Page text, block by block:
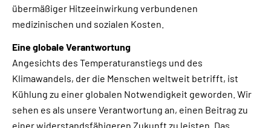
übermäßiger Hitzeeinwirkung verbundenen
medizinischen und sozialen Kosten.
Eine globale Verantwortung
Angesichts des Temperaturanstiegs und des
Klimawandels, der die Menschen weltweit betrifft, ist
Kühlung zu einer globalen Notwendigkeit geworden. Wir
sehen es als unsere Verantwortung an, einen Beitrag zu
einer widerstandsfähigeren Zukunft zu leisten. Das